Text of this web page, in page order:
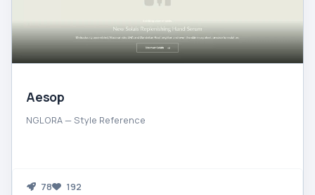
Aesop
NGLORA — Style Reference
78 192